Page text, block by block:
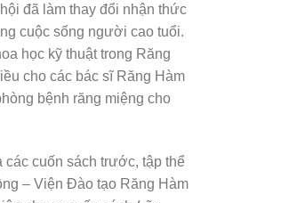
đã làm thay đổi nhận thức
cuộc sống người cao tuổi.
học kỹ thuật trong Răng
cho các bác sĩ Răng Hàm
bệnh răng miệng cho
cuốn sách trước, tập thể
– Viện Đào tạo Răng Hàm